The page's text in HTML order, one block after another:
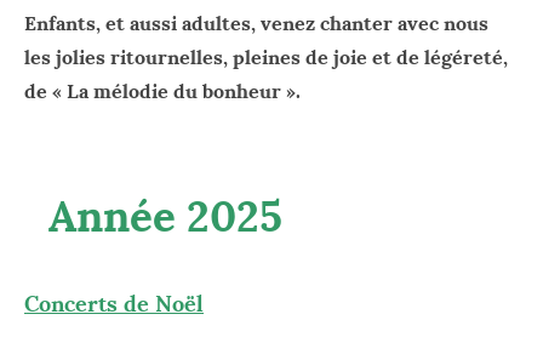
Enfants, et aussi adultes, venez chanter avec nous
les jolies ritournelles, pleines de joie et de légéreté,
de « La mélodie du bonheur ».
Année 2025
Concerts de Noël